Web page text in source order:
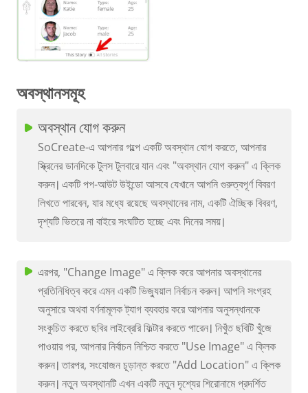
অবস্থানসমূহ
অবস্থান যোগ করুন
SoCreate-এ আপনার গল্পে একটি অবস্থান যোগ করতে, আপনার
স্ক্রিনের ডানদিকে টুলস টুলবারে যান এবং "অবস্থান যোগ করুন" এ ক্লিক
করুন। একটি পপ-আউট উইন্ডো আসবে যেখানে আপনি গুরুত্বপূর্ণ বিবরণ
লিখতে পারবেন, যার মধ্যে রয়েছে অবস্থানের নাম, একটি ঐচ্ছিক বিবরণ,
দৃশ্যটি ভিতরে না বাইরে সংঘটিত হচ্ছে এবং দিনের সময়।
এরপর, "Change Image" এ ক্লিক করে আপনার অবস্থানের
প্রতিনিধিত্ব করে এমন একটি ভিজ্যুয়াল নির্বাচন করুন। আপনি সংগ্রহ
অনুসারে অথবা বর্ণনামূলক ট্যাগ ব্যবহার করে আপনার অনুসন্ধানকে
সংকুচিত করতে ছবির লাইব্রেরি ফিল্টার করতে পারেন। নিখুঁত ছবিটি খুঁজে
পাওয়ার পর, আপনার নির্বাচন নিশ্চিত করতে "Use Image" এ ক্লিক
করুন। তারপর, সংযোজন চূড়ান্ত করতে "Add Location" এ ক্লিক
করুন। নতুন অবস্থানটি এখন একটি নতুন দৃশ্যের শিরোনামে প্রদর্শিত